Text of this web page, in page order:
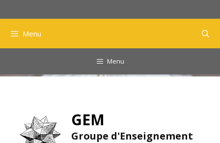
Menu
Menu
GEM
Groupe d'Enseignement